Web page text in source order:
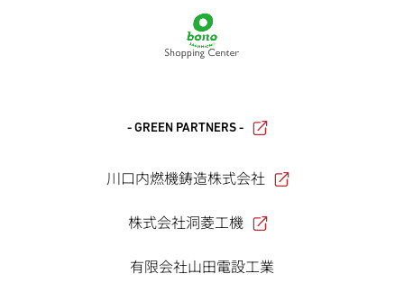
- GREEN PARTNERS -
川口内燃機鋳造株式会社
株式会社洞菱工機
有限会社山田電設工業